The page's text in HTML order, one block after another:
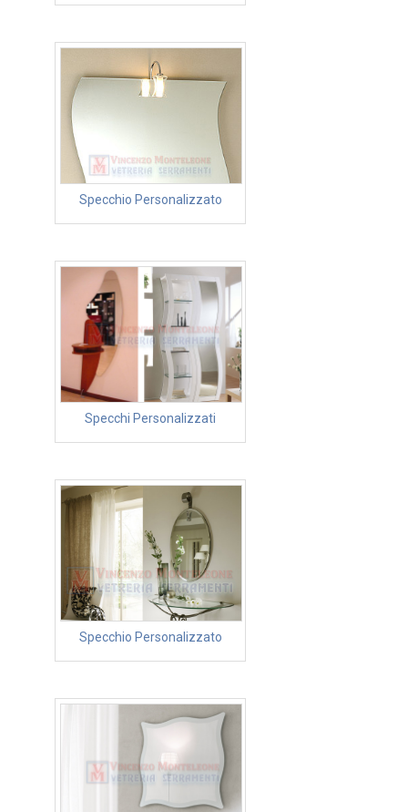
Specchio Personalizzato
Specchi Personalizzati
Specchio Personalizzato